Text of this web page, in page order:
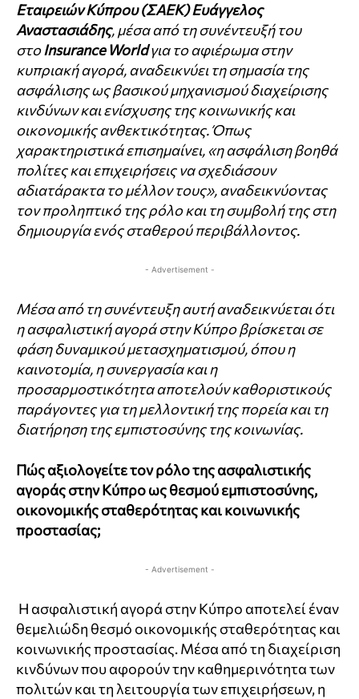
Εταιρειών Κύπρου (ΣΑΕΚ) Ευάγγελος
Αναστασιάδης, μέσα από τη συνέντευξή του
στοInsurance Worldγια το αφιέρωμα στην
κυπριακή αγορά, αναδεικνύει τη σημασία της
ασφάλισης ως βασικού μηχανισμού διαχείρισης
κινδύνων και ενίσχυσης της κοινωνικής και
οικονομικής ανθεκτικότητας. Όπως
χαρακτηριστικά επισημαίνει, «η ασφάλιση βοηθά
πολίτες και επιχειρήσεις να σχεδιάσουν
αδιατάρακτα το μέλλον τους», αναδεικνύοντας
τον προληπτικό της ρόλο και τη συμβολή της στη
δημιουργία ενός σταθερού περιβάλλοντος.
- Advertisement -
Μέσα από τη συνέντευξη αυτή αναδεικνύεται ότι
η ασφαλιστική αγορά στην Κύπρο βρίσκεται σε
φάση δυναμικού μετασχηματισμού, όπου η
καινοτομία, η συνεργασία και η
προσαρμοστικότητα αποτελούν καθοριστικούς
παράγοντες για τη μελλοντική της πορεία και τη
διατήρηση της εμπιστοσύνης της κοινωνίας.
Πώς αξιολογείτε τον ρόλο της ασφαλιστικής
αγοράς στην Κύπρο ως θεσμού εμπιστοσύνης,
οικονομικής σταθερότητας και κοινωνικής
προστασίας;
- Advertisement -
Η ασφαλιστική αγορά στην Κύπρο αποτελεί έναν
θεμελιώδη θεσμό οικονομικής σταθερότητας και
κοινωνικής προστασίας. Μέσα από τη διαχείριση
κινδύνων που αφορούν την καθημερινότητα των
πολιτών και τη λειτουργία των επιχειρήσεων, η